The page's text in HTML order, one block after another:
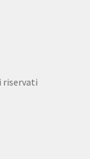
riservati